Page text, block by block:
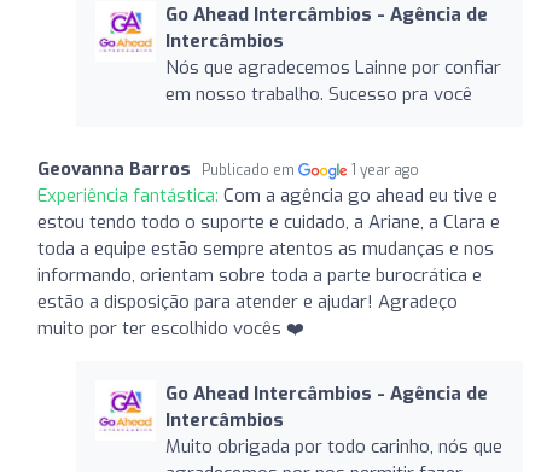
Go Ahead Intercâmbios - Agência de
Intercâmbios
Nós que agradecemos Lainne por confiar
em nosso trabalho. Sucesso pra você
Geovanna Barros Publicado em 1 year ago
Experiência fantástica: Com a agência go ahead eu tive e
estou tendo todo o suporte e cuidado, a Ariane, a Clara e
toda a equipe estão sempre atentos as mudanças e nos
informando, orientam sobre toda a parte burocrática e
estão a disposição para atender e ajudar! Agradeço
muito por ter escolhido vocês ❤️
Go Ahead Intercâmbios - Agência de
Intercâmbios
Muito obrigada por todo carinho, nós que